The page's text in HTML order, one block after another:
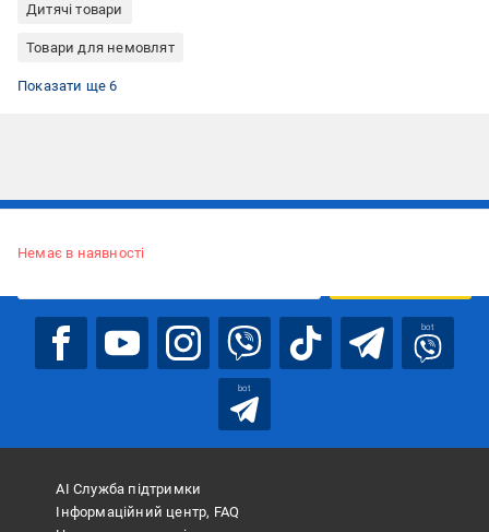
Дитячі товари
Товари для немовлят
Коляски прогулянкові
Коляски унісекс
Коляски для хлопчика
Коляски з поліуретановими колесами
Коляски без перекидної ручки
Сині коляски
Показати ще 6
Немає в наявності
bot
bot
АІ Служба підтримки
Інформаційний центр, FAQ